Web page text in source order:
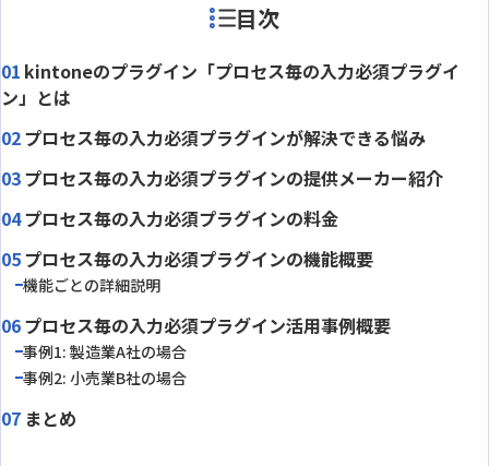
目次
kintoneのプラグイン「プロセス毎の入力必須プラグイ
ン」とは
プロセス毎の入力必須プラグインが解決できる悩み
プロセス毎の入力必須プラグインの提供メーカー紹介
プロセス毎の入力必須プラグインの料金
プロセス毎の入力必須プラグインの機能概要
機能ごとの詳細説明
プロセス毎の入力必須プラグイン活用事例概要
事例1: 製造業A社の場合
事例2: 小売業B社の場合
まとめ